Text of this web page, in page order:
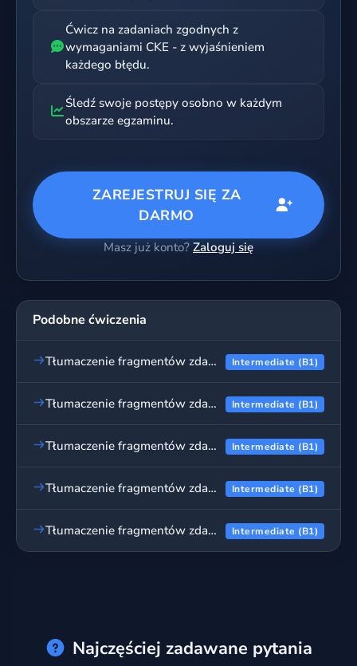
Ćwicz na zadaniach zgodnych z
wymaganiami CKE - z wyjaśnieniem
każdego błędu.
Śledź swoje postępy osobno w każdym
obszarze egzaminu.
ZAREJESTRUJ SIĘ ZA
DARMO
Masz już konto? Zaloguj się
Podobne ćwiczenia
Tłumaczenie fragmentów zdań - test wyboru, cz. 2 Intermediate (B1)
Tłumaczenie fragmentów zdań - test wyboru, cz. 3 Intermediate (B1)
Tłumaczenie fragmentów zdań - test wyboru, cz. 4 Intermediate (B1)
Tłumaczenie fragmentów zdań - test wyboru, cz. 5 Intermediate (B1)
Tłumaczenie fragmentów zdań - test wyboru, cz. 6 Intermediate (B1)
Najczęściej zadawane pytania